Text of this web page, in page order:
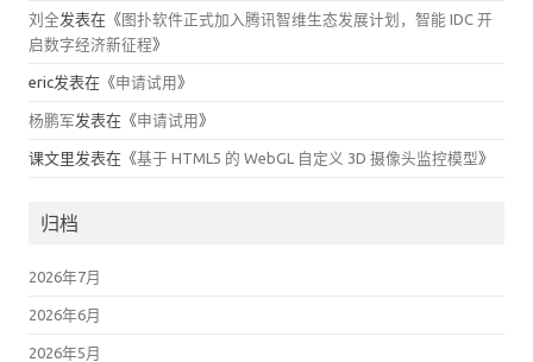
刘全发表在《 图扑软件正式加入腾讯智维生态发展计划，智能 IDC 开
启数字经济新征程》
eric发表在《申请试用 》
杨鹏军发表在《申请试用 》
课文里发表在《基于 HTML5 的 WebGL 自定义 3D 摄像头监控模型》
归档
2026年7月
2026年6月
2026年5月